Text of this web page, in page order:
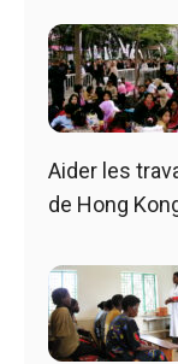
Aider les
de Hong